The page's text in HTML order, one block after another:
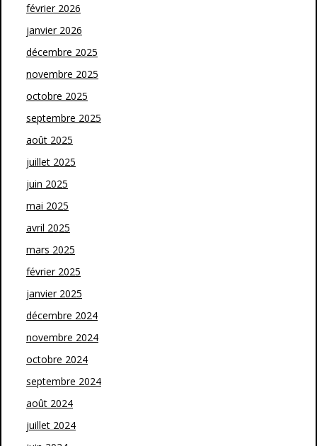
février 2026
janvier 2026
décembre 2025
novembre 2025
octobre 2025
septembre 2025
août 2025
juillet 2025
juin 2025
mai 2025
avril 2025
mars 2025
février 2025
janvier 2025
décembre 2024
novembre 2024
octobre 2024
septembre 2024
août 2024
juillet 2024